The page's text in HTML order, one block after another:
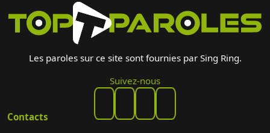
Les paroles sur ce site sont fournies par Sing Ring.
Suivez-nous
Contacts